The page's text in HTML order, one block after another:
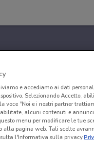
e accediamo ai dati
Selezionando Accetto,
voce "Noi e i nostri partner
alcuni contenuti e
menu per modificare le tue
pagina web. Tali scelte
l'Informativa sulla privacy.